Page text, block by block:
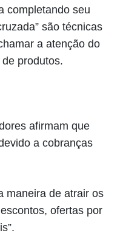
completando seu
são técnicas
a atenção do
produtos.
afirmam que
a cobranças
maneira de atrair os
ofertas por